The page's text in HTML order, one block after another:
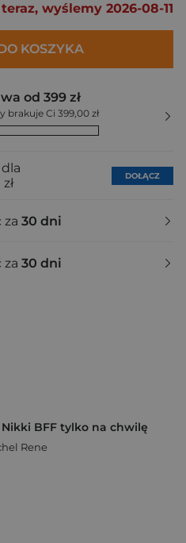
wyślemy 2026-08-11
KOSZYKA
od 399 zł
Ci 399,00 zł
dla
DOŁĄCZ
za 30 dni
za 30 dni
BFF tylko na chwilę
Rene